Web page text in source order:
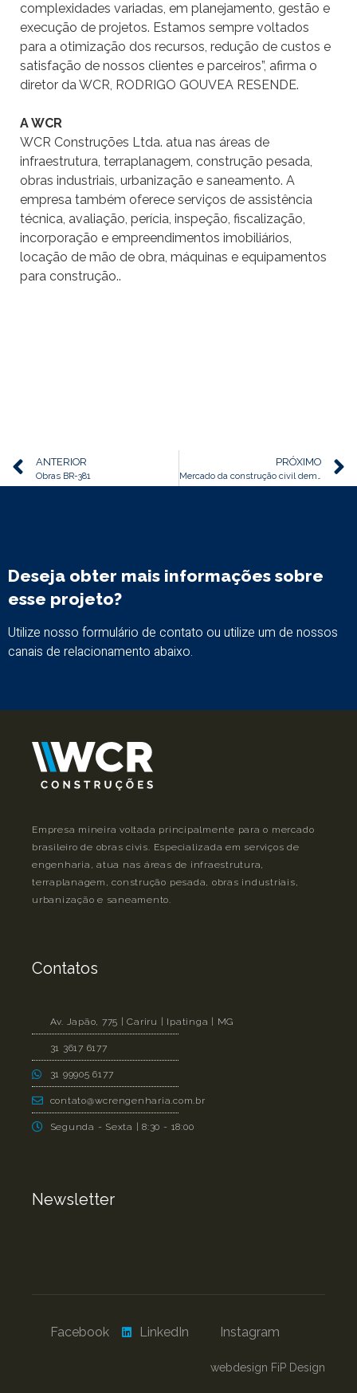
complexidades variadas, em planejamento, gestão e
execução de projetos. Estamos sempre voltados
para a otimização dos recursos, redução de custos e
satisfação de nossos clientes e parceiros”, afirma o
diretor da WCR, RODRIGO GOUVEA RESENDE.
A WCR
WCR Construções Ltda. atua nas áreas de
infraestrutura, terraplanagem, construção pesada,
obras industriais, urbanização e saneamento. A
empresa também oferece serviços de assistência
técnica, avaliação, perícia, inspeção, fiscalização,
incorporação e empreendimentos imobiliários,
locação de mão de obra, máquinas e equipamentos
para construção..
ANTERIOR
Obras BR-381
PRÓXIMO
Mercado da construção civil demonstra sinais de evolução
Deseja obter mais informações sobre
esse projeto?
Utilize nosso formulário de contato ou utilize um de nossos
canais de relacionamento abaixo.
Empresa mineira voltada principalmente para o mercado
brasileiro de obras civis. Especializada em serviços de
engenharia, atua nas áreas de infraestrutura,
terraplanagem, construção pesada, obras industriais,
urbanização e saneamento.
Contatos
Av. Japão, 775 | Cariru | Ipatinga | MG
31 3617 6177
31 99905 6177
contato@wcrengenharia.com.br
Segunda - Sexta | 8:30 - 18:00
Newsletter
Facebook LinkedIn Instagram
webdesign FiP Design